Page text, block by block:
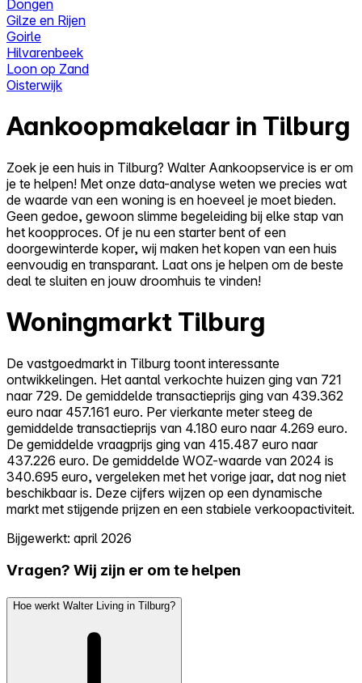
Dongen
Gilze en Rijen
Goirle
Hilvarenbeek
Loon op Zand
Oisterwijk
Aankoopmakelaar in Tilburg
Zoek je een huis in Tilburg? Walter Aankoopservice is er om
je te helpen! Met onze data-analyse weten we precies wat
de waarde van een woning is en hoeveel je moet bieden.
Geen gedoe, gewoon slimme begeleiding bij elke stap van
het koopproces. Of je nu een starter bent of een
doorgewinterde koper, wij maken het kopen van een huis
eenvoudig en transparant. Laat ons je helpen om de beste
deal te sluiten en jouw droomhuis te vinden!
Woningmarkt Tilburg
De vastgoedmarkt in Tilburg toont interessante
ontwikkelingen. Het aantal verkochte huizen ging van 721
naar 729. De gemiddelde transactieprijs ging van 439.362
euro naar 457.161 euro. Per vierkante meter steeg de
gemiddelde transactieprijs van 4.180 euro naar 4.269 euro.
De gemiddelde vraagprijs ging van 415.487 euro naar
437.226 euro. De gemiddelde WOZ-waarde van 2024 is
340.695 euro, vergeleken met het vorige jaar, dat nog niet
beschikbaar is. Deze cijfers wijzen op een dynamische
markt met stijgende prijzen en een stabiele verkoopactiviteit.
Bijgewerkt: april 2026
Vragen? Wij zijn er om te helpen
Hoe werkt Walter Living in Tilburg?